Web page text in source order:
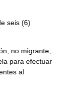
seis (6)
no migrante,
para efectuar
al